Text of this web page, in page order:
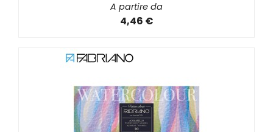
A partire da
4,46 €